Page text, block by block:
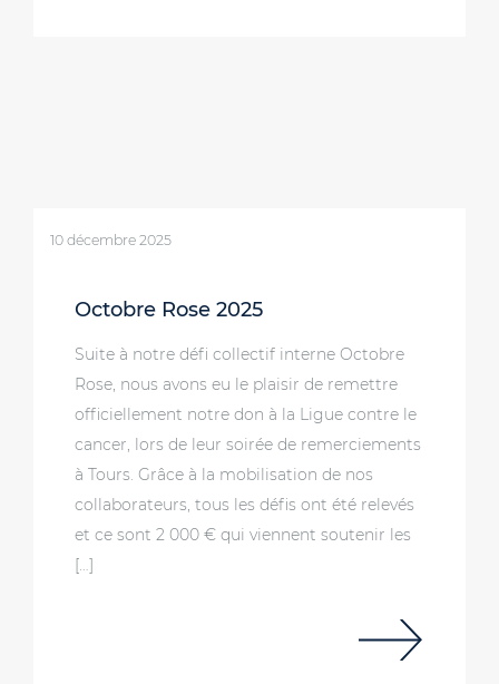
10 décembre 2025
Octobre Rose 2025
Suite à notre défi collectif interne Octobre
Rose, nous avons eu le plaisir de remettre
officiellement notre don à la Ligue contre le
cancer, lors de leur soirée de remerciements
à Tours. Grâce à la mobilisation de nos
collaborateurs, tous les défis ont été relevés
et ce sont 2 000 € qui viennent soutenir les
[…]